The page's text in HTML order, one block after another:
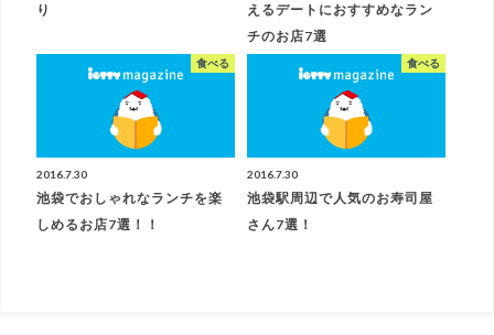
り
えるデートにおすすめなラン
チのお店7選
食べる
2016.7.30
池袋でおしゃれなランチを楽
しめるお店7選！！
食べる
2016.7.30
池袋駅周辺で人気のお寿司屋
さん7選！